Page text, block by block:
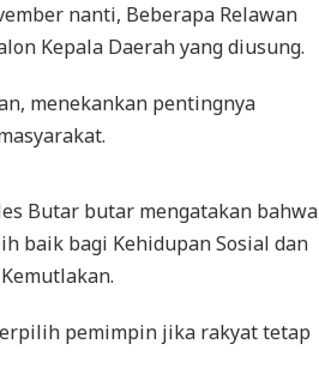
nanti, Beberapa Relawan
Kepala Daerah yang diusung.
menekankan pentingnya
Butar butar mengatakan bahwa
baik bagi Kehidupan Sosial dan
pemimpin jika rakyat tetap